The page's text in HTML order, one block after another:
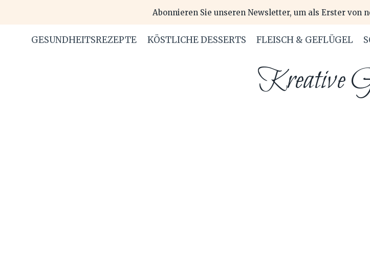
content
Abonnieren Sie unseren Newsletter, um als Erster von
GESUNDHEITSREZEPTE KÖSTLICHE DESSERTS FLEISCH & GEFLÜGEL
Kreative